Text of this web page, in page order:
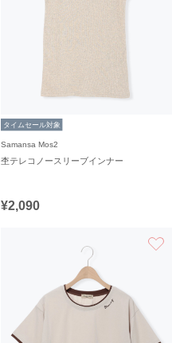
タイムセール対象
Samansa Mos2
杢テレコノースリーブインナー
¥2,090